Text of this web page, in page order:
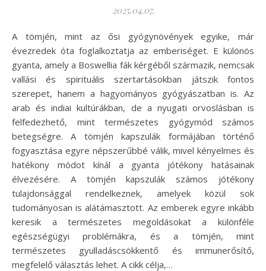
2025.04.07.
A tömjén, mint az ősi gyógynövények egyike, már
évezredek óta foglalkoztatja az emberiséget. E különös
gyanta, amely a Boswellia fák kérgéből származik, nemcsak
vallási és spirituális szertartásokban játszik fontos
szerepet, hanem a hagyományos gyógyászatban is. Az
arab és indiai kultúrákban, de a nyugati orvoslásban is
felfedezhető, mint természetes gyógymód számos
betegségre. A tömjén kapszulák formájában történő
fogyasztása egyre népszerűbbé válik, mivel kényelmes és
hatékony módot kínál a gyanta jótékony hatásainak
élvezésére. A tömjén kapszulák számos jótékony
tulajdonsággal rendelkeznek, amelyek közül sok
tudományosan is alátámasztott. Az emberek egyre inkább
keresik a természetes megoldásokat a különféle
egészségügyi problémákra, és a tömjén, mint
természetes gyulladáscsökkentő és immunerősítő,
megfelelő választás lehet. A cikk célja,…